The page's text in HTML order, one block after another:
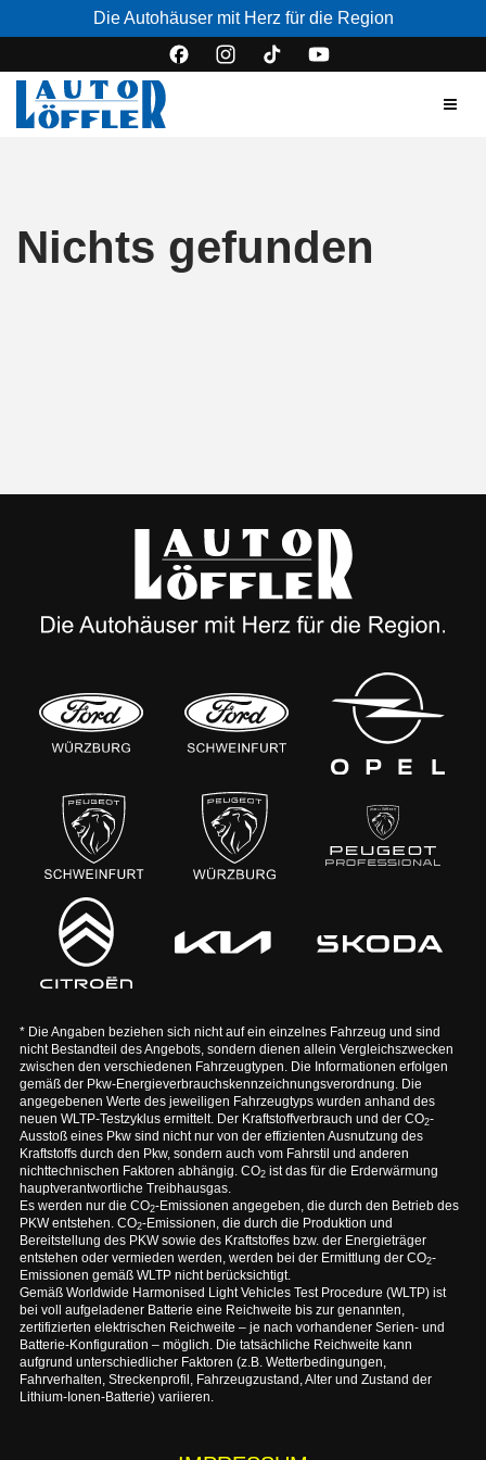
Die Autohäuser mit Herz für die Region
Nichts gefunden
* Die Angaben beziehen sich nicht auf ein einzelnes Fahrzeug und sind
nicht Bestandteil des Angebots, sondern dienen allein Vergleichszwecken
zwischen den verschiedenen Fahrzeugtypen. Die Informationen erfolgen
gemäß der Pkw-Energieverbrauchskennzeichnungsverordnung. Die
angegebenen Werte des jeweiligen Fahrzeugtyps wurden anhand des
neuen WLTP-Testzyklus ermittelt. Der Kraftstoffverbrauch und der CO2-
Ausstoß eines Pkw sind nicht nur von der effizienten Ausnutzung des
Kraftstoffs durch den Pkw, sondern auch vom Fahrstil und anderen
nichttechnischen Faktoren abhängig. CO2ist das für die Erderwärmung
hauptverantwortliche Treibhausgas.
Es werden nur die CO2-Emissionen angegeben, die durch den Betrieb des
PKW entstehen. CO2-Emissionen, die durch die Produktion und
Bereitstellung des PKW sowie des Kraftstoffes bzw. der Energieträger
entstehen oder vermieden werden, werden bei der Ermittlung der CO2-
Emissionen gemäß WLTP nicht berücksichtigt.
Gemäß Worldwide Harmonised Light Vehicles Test Procedure (WLTP) ist
bei voll aufgeladener Batterie eine Reichweite bis zur genannten,
zertifizierten elektrischen Reichweite – je nach vorhandener Serien- und
Batterie-Konfiguration – möglich. Die tatsächliche Reichweite kann
aufgrund unterschiedlicher Faktoren (z.B. Wetterbedingungen,
Fahrverhalten, Streckenprofil, Fahrzeugzustand, Alter und Zustand der
Lithium-Ionen-Batterie) variieren.